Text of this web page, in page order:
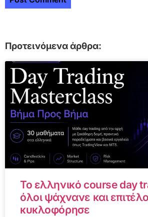
Προτεινόμενα άρθρα:
Το ελληνικό course day
όλοι ψάχνανε και
κυκλοφόρησε